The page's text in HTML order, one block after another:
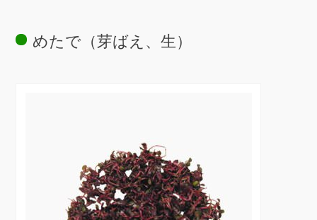
めたで（芽ばえ、生）